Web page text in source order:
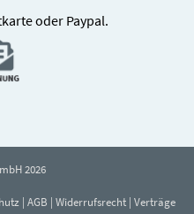
oder Paypal.
2026
| AGB | Widerrufsrecht | Verträge